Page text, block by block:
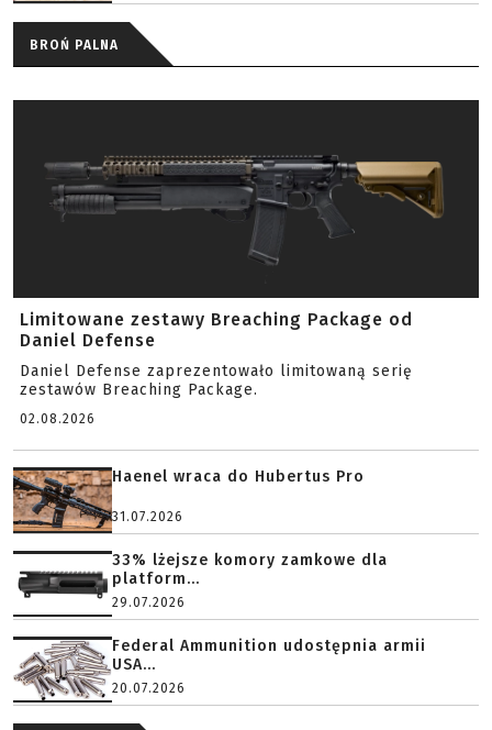
BROŃ PALNA
Limitowane zestawy Breaching Package od
Daniel Defense
Daniel Defense zaprezentowało limitowaną serię
zestawów Breaching Package.
02.08.2026
Haenel wraca do Hubertus Pro
31.07.2026
33% lżejsze komory zamkowe dla
platform...
29.07.2026
Federal Ammunition udostępnia armii
USA...
20.07.2026